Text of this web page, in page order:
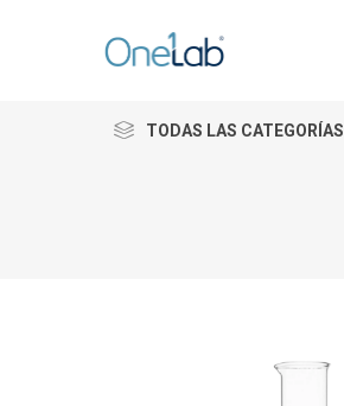
TODAS LAS CATEGORÍAS